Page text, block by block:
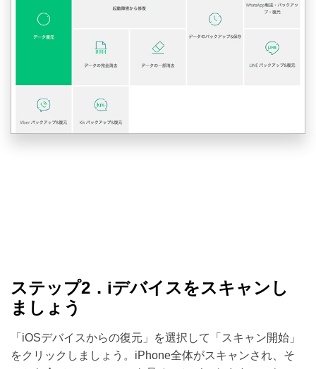
ステップ2．iデバイスをスキャンし
ましょう
「iOSデバイスからの復元」を選択して「スキャン開始」
をクリックしましょう。iPhone全体がスキャンされ、そ